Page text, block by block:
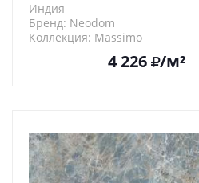
Индия
Бренд: Neodom
Коллекция: Massimo
4 226 /м²